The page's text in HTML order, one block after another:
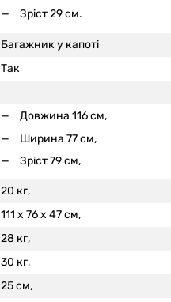
Зріст 29 см.
Багажник у капоті
Так
Довжина 116 см,
Ширина 77 см,
Зріст 79 см,
20 кг,
111 x 76 x 47 см,
28 кг,
30 кг,
25 см,